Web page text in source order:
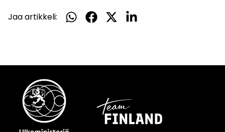
Jaa artikkeli:
Jaa
Jaa
Jaa
Jaa